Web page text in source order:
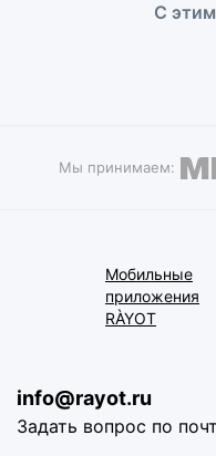
С
Мы принимаем:
Мобильные
приложения
RÀYOT
info@rayot.ru
Задать вопрос по